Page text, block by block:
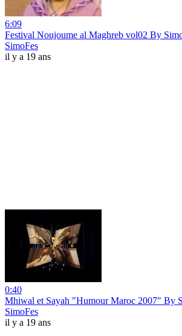
6:09
Festival Noujoume al Maghreb vol02 By
SimoFes
il y a 19 ans
0:40
Mhiwal et Sayah "Humour Maroc 2007" By
SimoFes
il y a 19 ans